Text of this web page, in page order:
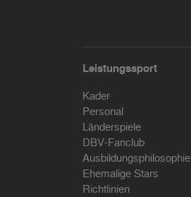
Leistungssport
Kader
Personal
Länderspiele
DBV-Fanclub
Ausbildungsphilosophie
Ehemalige Stars
Richtlinien